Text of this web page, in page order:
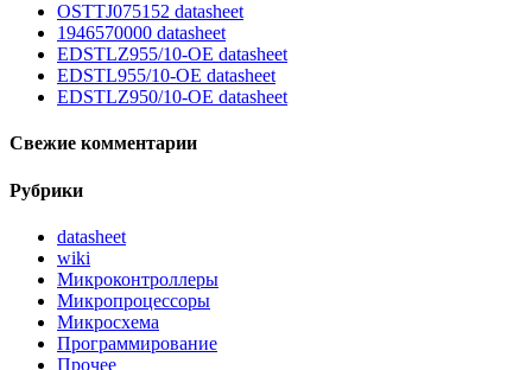
OSTTJ075152 datasheet
1946570000 datasheet
EDSTLZ955/10-OE datasheet
EDSTL955/10-OE datasheet
EDSTLZ950/10-OE datasheet
Свежие комментарии
Рубрики
datasheet
wiki
Микроконтроллеры
Микропроцессоры
Микросхема
Программирование
Прочее